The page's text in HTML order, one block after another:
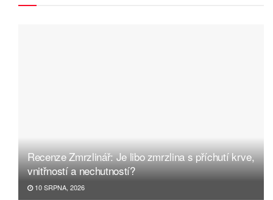
Recenze Zmrzlinář: Je libo zmrzlina s příchutí krve,
vnitřností a nechutností?
10 SRPNA, 2026